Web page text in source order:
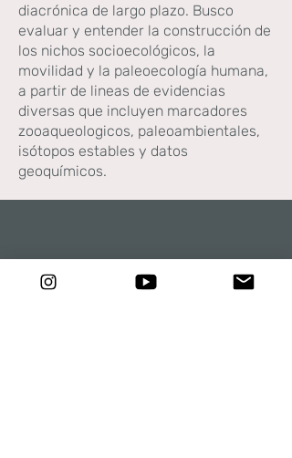
diacrónica de largo plazo. Busco
evaluar y entender la construcción de
los nichos socioecológicos, la
movilidad y la paleoecología humana,
a partir de lineas de evidencias
diversas que incluyen marcadores
zooaqueologicos, paleoambientales,
isótopos estables y datos
geoquímicos.